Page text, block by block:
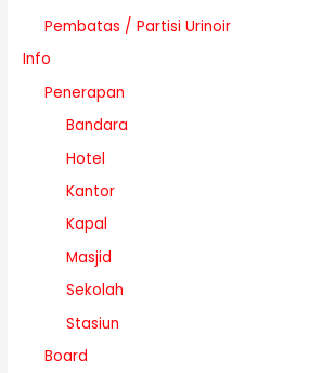
Pembatas / Partisi Urinoir
Info
Penerapan
Bandara
Hotel
Kantor
Kapal
Masjid
Sekolah
Stasiun
Board